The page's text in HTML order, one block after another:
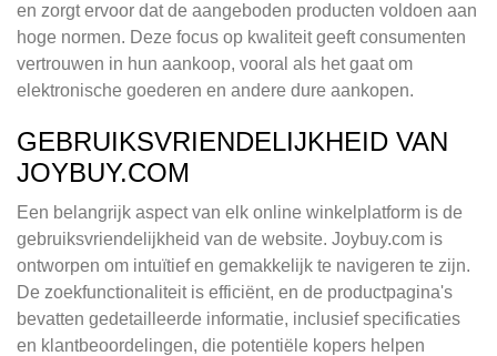
en zorgt ervoor dat de aangeboden producten voldoen aan
hoge normen. Deze focus op kwaliteit geeft consumenten
vertrouwen in hun aankoop, vooral als het gaat om
elektronische goederen en andere dure aankopen.
GEBRUIKSVRIENDELIJKHEID VAN
JOYBUY.COM
Een belangrijk aspect van elk online winkelplatform is de
gebruiksvriendelijkheid van de website. Joybuy.com is
ontworpen om intuïtief en gemakkelijk te navigeren te zijn.
De zoekfunctionaliteit is efficiënt, en de productpagina's
bevatten gedetailleerde informatie, inclusief specificaties
en klantbeoordelingen, die potentiële kopers helpen